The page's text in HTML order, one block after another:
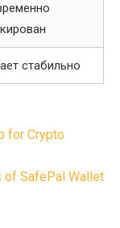
стабильно
for Crypto
of SafePal Wallet